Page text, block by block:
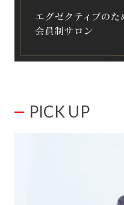
PICK UP